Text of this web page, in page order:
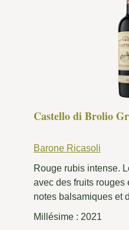
Castello di Brolio
Barone Ricasoli
Rouge rubis intense.
avec des fruits rouges
notes balsamiques et
est corsé, d'une
Millésime : 2021